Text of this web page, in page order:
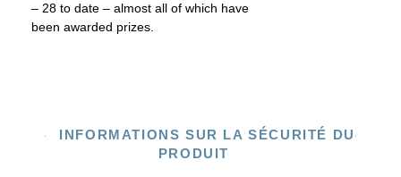
– 28 to date – almost all of which have
been awarded prizes.
INFORMATIONS SUR LA SÉCURITÉ DU
PRODUIT